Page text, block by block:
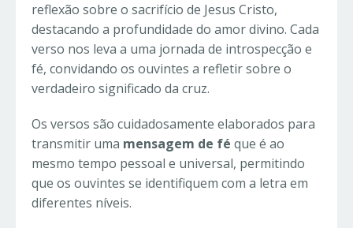
reflexão sobre o sacrifício de Jesus Cristo,
destacando a profundidade do amor divino. Cada
verso nos leva a uma jornada de introspecção e
fé, convidando os ouvintes a refletir sobre o
verdadeiro significado da cruz.
Os versos são cuidadosamente elaborados para
transmitir uma mensagem de fé que é ao
mesmo tempo pessoal e universal, permitindo
que os ouvintes se identifiquem com a letra em
diferentes níveis.